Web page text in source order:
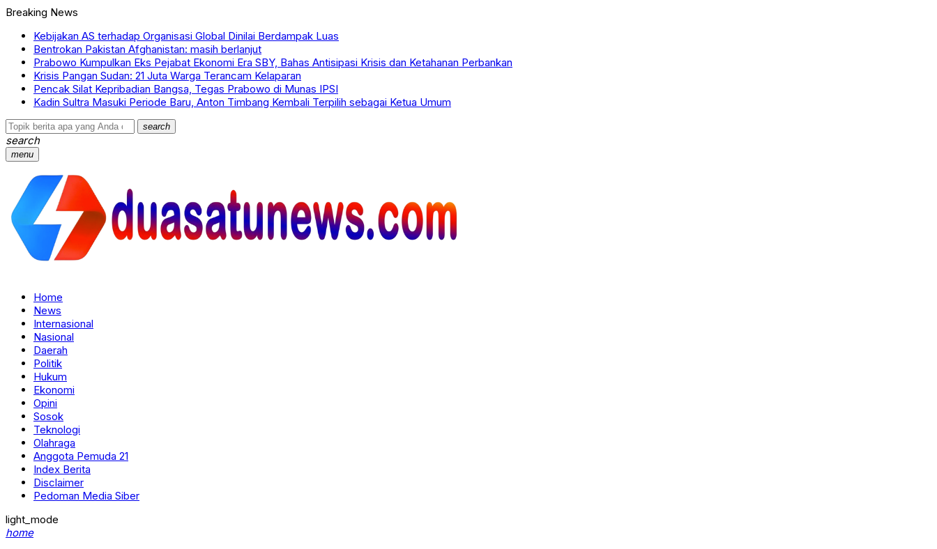
Breaking News
Kebijakan AS terhadap Organisasi Global Dinilai Berdampak Luas
Bentrokan Pakistan Afghanistan: masih berlanjut
Prabowo Kumpulkan Eks Pejabat Ekonomi Era SBY, Bahas Antisipasi Krisis dan Ketahanan Perbankan
Krisis Pangan Sudan: 21 Juta Warga Terancam Kelaparan
Pencak Silat Kepribadian Bangsa, Tegas Prabowo di Munas IPSI
Kadin Sultra Masuki Periode Baru, Anton Timbang Kembali Terpilih sebagai Ketua Umum
search
search
menu
Home
News
Internasional
Nasional
Daerah
Politik
Hukum
Ekonomi
Opini
Sosok
Teknologi
Olahraga
Anggota Pemuda 21
Index Berita
Disclaimer
Pedoman Media Siber
light_mode
home